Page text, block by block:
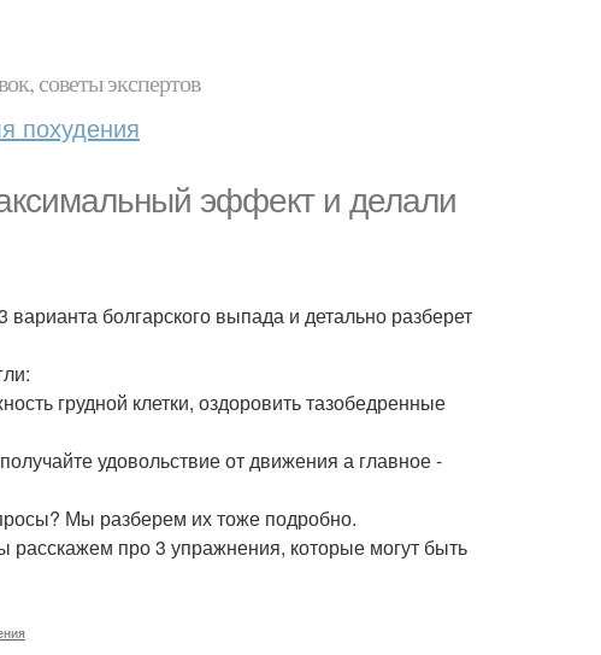
советы экспертов
похудения
эффект и делали
болгарского выпада и детально разберет
грудной клетки, оздоровить тазобедренные
удовольствие от движения а главное -
Мы разберем их тоже подробно.
про 3 упражнения, которые могут быть